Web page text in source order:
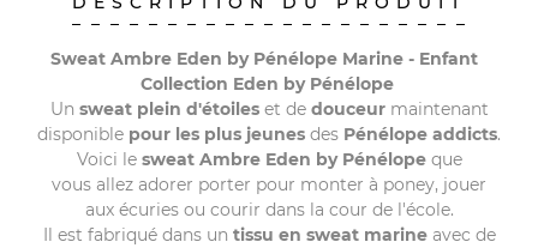
Sweat Ambre Eden by Pénélope Marine - Enfant
Collection Eden by Pénélope
Un sweat plein d'étoileset de douceurmaintenant
disponible pour les plus jeunes des Pénélope addicts.
Voici le sweat Ambre Eden by Pénélopeque
vous allez adorer porter pour monter à poney, jouer
aux écuries ou courir dans la cour de l'école.
Il est fabriqué dans un tissu en sweat marineavec de